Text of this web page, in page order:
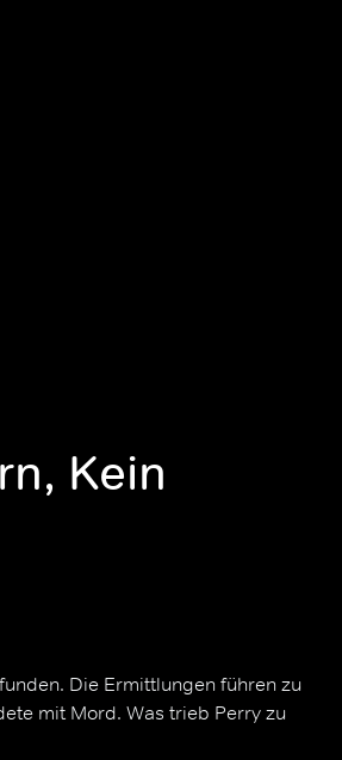
Kein
Die Ermittlungen führen zu
mit Mord. Was trieb Perry zu